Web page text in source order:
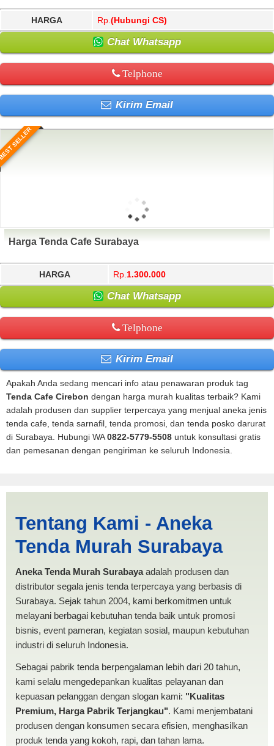
HARGA Rp. (Hubungi CS)
Chat Whatsapp
Telphone
Kirim Email
SELLER
Harga Tenda Cafe Surabaya
HARGA Rp. 1.300.000
Chat Whatsapp
Telphone
Kirim Email
Apakah Anda sedang mencari info atau penawaran produk tag
Tenda Cafe Cirebon dengan harga murah kualitas terbaik? Kami
adalah produsen dan supplier terpercaya yang menjual aneka jenis
tenda cafe, tenda sarnafil, tenda promosi, dan tenda posko darurat
di Surabaya. Hubungi WA0822-5779-5508 untuk konsultasi gratis
dan pemesanan dengan pengiriman ke seluruh Indonesia.
PRODUKSI ANEKA TENDA
MURAH
Tentang Kami - Aneka
Tenda Murah Surabaya
Aneka Tenda Murah Surabayaadalah produsen dan
distributor segala jenis tenda terpercaya yang berbasis di
Surabaya. Sejak tahun 2004, kami berkomitmen untuk
melayani berbagai kebutuhan tenda baik untuk promosi
bisnis, event pameran, kegiatan sosial, maupun kebutuhan
industri di seluruh Indonesia.
Sebagai pabrik tenda berpengalaman lebih dari 20 tahun,
kami selalu mengedepankan kualitas pelayanan dan
kepuasan pelanggan dengan slogan kami: "Kualitas
Premium, Harga Pabrik Terjangkau". Kami menjembatani
produsen dengan konsumen secara efisien, menghasilkan
produk tenda yang kokoh, rapi, dan tahan lama.